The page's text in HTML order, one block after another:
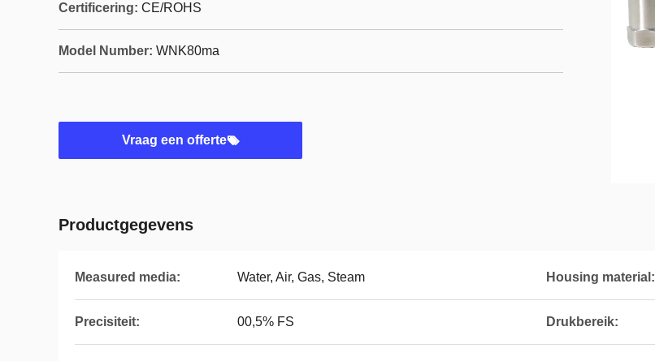
Certificering: CE/ROHS
Model Number: WNK80ma
Vraag een offerte
Productgegevens
Measured media: Water, Air, Gas, Steam Housing material:
Precisiteit: 00,5% FS Drukbereik: